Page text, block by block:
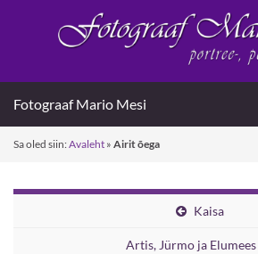
Fotograaf Mario Mesi
Sa oled siin:Avaleht » Airit õega
Kaisa
Artis, Jürmo ja Elumees